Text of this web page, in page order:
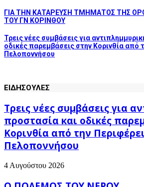
ΓΙΑ ΤΗΝ ΚΑΤΑΡΕΥΣΗ ΤΜΗΜΑΤΟΣ ΤΗΣ
ΤΟΥ ΓΝ ΚΟΡΙΝΘΟΥ
Τρεις νέες συμβάσεις για
οδικές παρεμβάσεις στην Κορινθία από
Πελοποννήσου
ΕΙΔΗΣΟΥΛΕΣ
Τρεις νέες συμβάσεις για
προστασία και οδικές
Κορινθία από την
Πελοποννήσου
4 Αυγούστου 2026